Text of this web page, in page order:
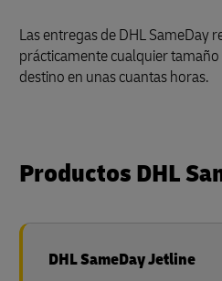
Las entregas de DHL SameDay
prácticamente cualquier tamaño
destino en unas cuantas horas.
Productos DHL
DHL SameDay Jetline